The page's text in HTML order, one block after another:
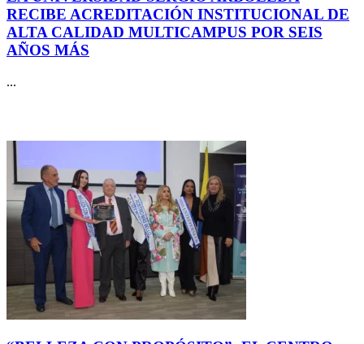
RECIBE ACREDITACIÓN INSTITUCIONAL DE
ALTA CALIDAD MULTICAMPUS POR SEIS
AÑOS MÁS
...